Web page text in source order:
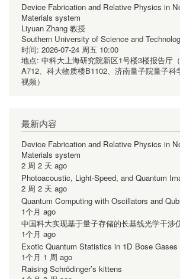
Device Fabrication and Relative Physics in
Materials system
Liyuan Zhang 教授
Southern University of Science and
时间: 2026-07-24 周五 10:00
地点: 中科大上海研究院新区1号楼3楼报告厅
A712、科大物质楼B1102、济南量子院量子科
视频）
最新内容
Device Fabrication and Relative Physics in
Materials system
2 周 2 天 ago
Photoacoustic, Light-Speed, and Quantum
2 周 2 天 ago
Quantum Computing with Oscillators and
1个月 ago
中国科大实现基于量子存储的长基线光学干涉
1个月 ago
Exotic Quantum Statistics in 1D Bose Gases
1个月 1 周 ago
Raising Schrödinger’s kittens